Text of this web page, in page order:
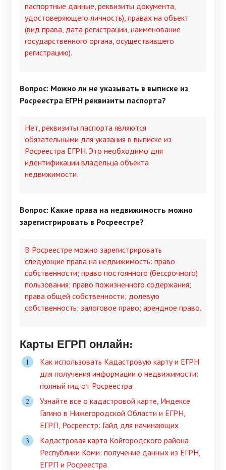
паспортные данные, реквизиты документа,
удостоверяющего личность), правах на объект
(вид права, дата регистрации, наименование
государственного органа, осуществившего
регистрацию).
Вопрос: Можно ли не указывать в выписке из
Росреестра ЕГРН реквизиты паспорта?
Нет, реквизиты паспорта являются
обязательными для указания в выписке из
Росреестра ЕГРН. Это необходимо для
идентификации владельца объекта
недвижимости.
Вопрос: Какие права на недвижимость можно
зарегистрировать в Росреестре?
В Росреестре можно зарегистрировать
следующие права на недвижимость: право
собственности; право постоянного (бессрочного)
пользования; право пожизненного содержания;
права общей собственности; долевую
собственность; залоговое право; арендное право.
Карты ЕГРП онлайн:
Как использовать Кадастровую карту и ЕГРН
для получения информации о недвижимости:
полный гид от Росреестра
Узнайте все о кадастровой карте, Индексе
Гагино в Нижегородской Области и ЕГРН,
ЕГРП, Росреестр: Гайд для начинающих
Кадастровая карта Койгородского района
Республики Коми: получение данных из ЕГРН,
ЕГРП и Росреестра